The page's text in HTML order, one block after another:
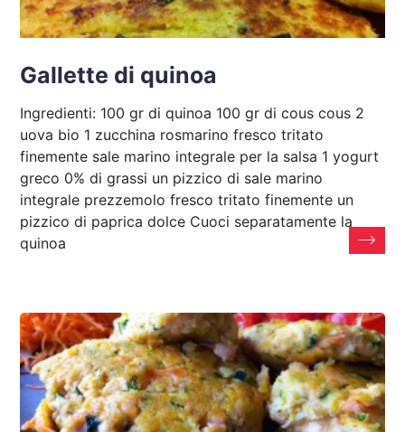
Gallette di quinoa
Ingredienti: 100 gr di quinoa 100 gr di cous cous 2
uova bio 1 zucchina rosmarino fresco tritato
finemente sale marino integrale per la salsa 1 yogurt
greco 0% di grassi un pizzico di sale marino
integrale prezzemolo fresco tritato finemente un
pizzico di paprica dolce Cuoci separatamente la
quinoa